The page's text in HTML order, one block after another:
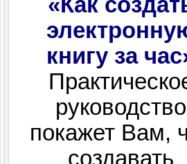
книгу за
руководство
покажет Вам,
создавать